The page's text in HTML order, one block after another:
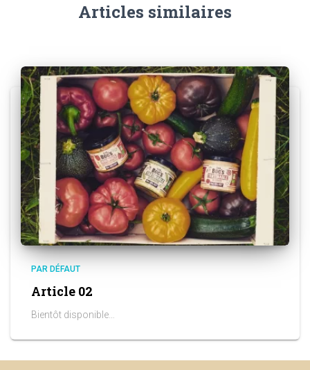
Articles similaires
PAR DÉFAUT
Article 02
Bientôt disponible…